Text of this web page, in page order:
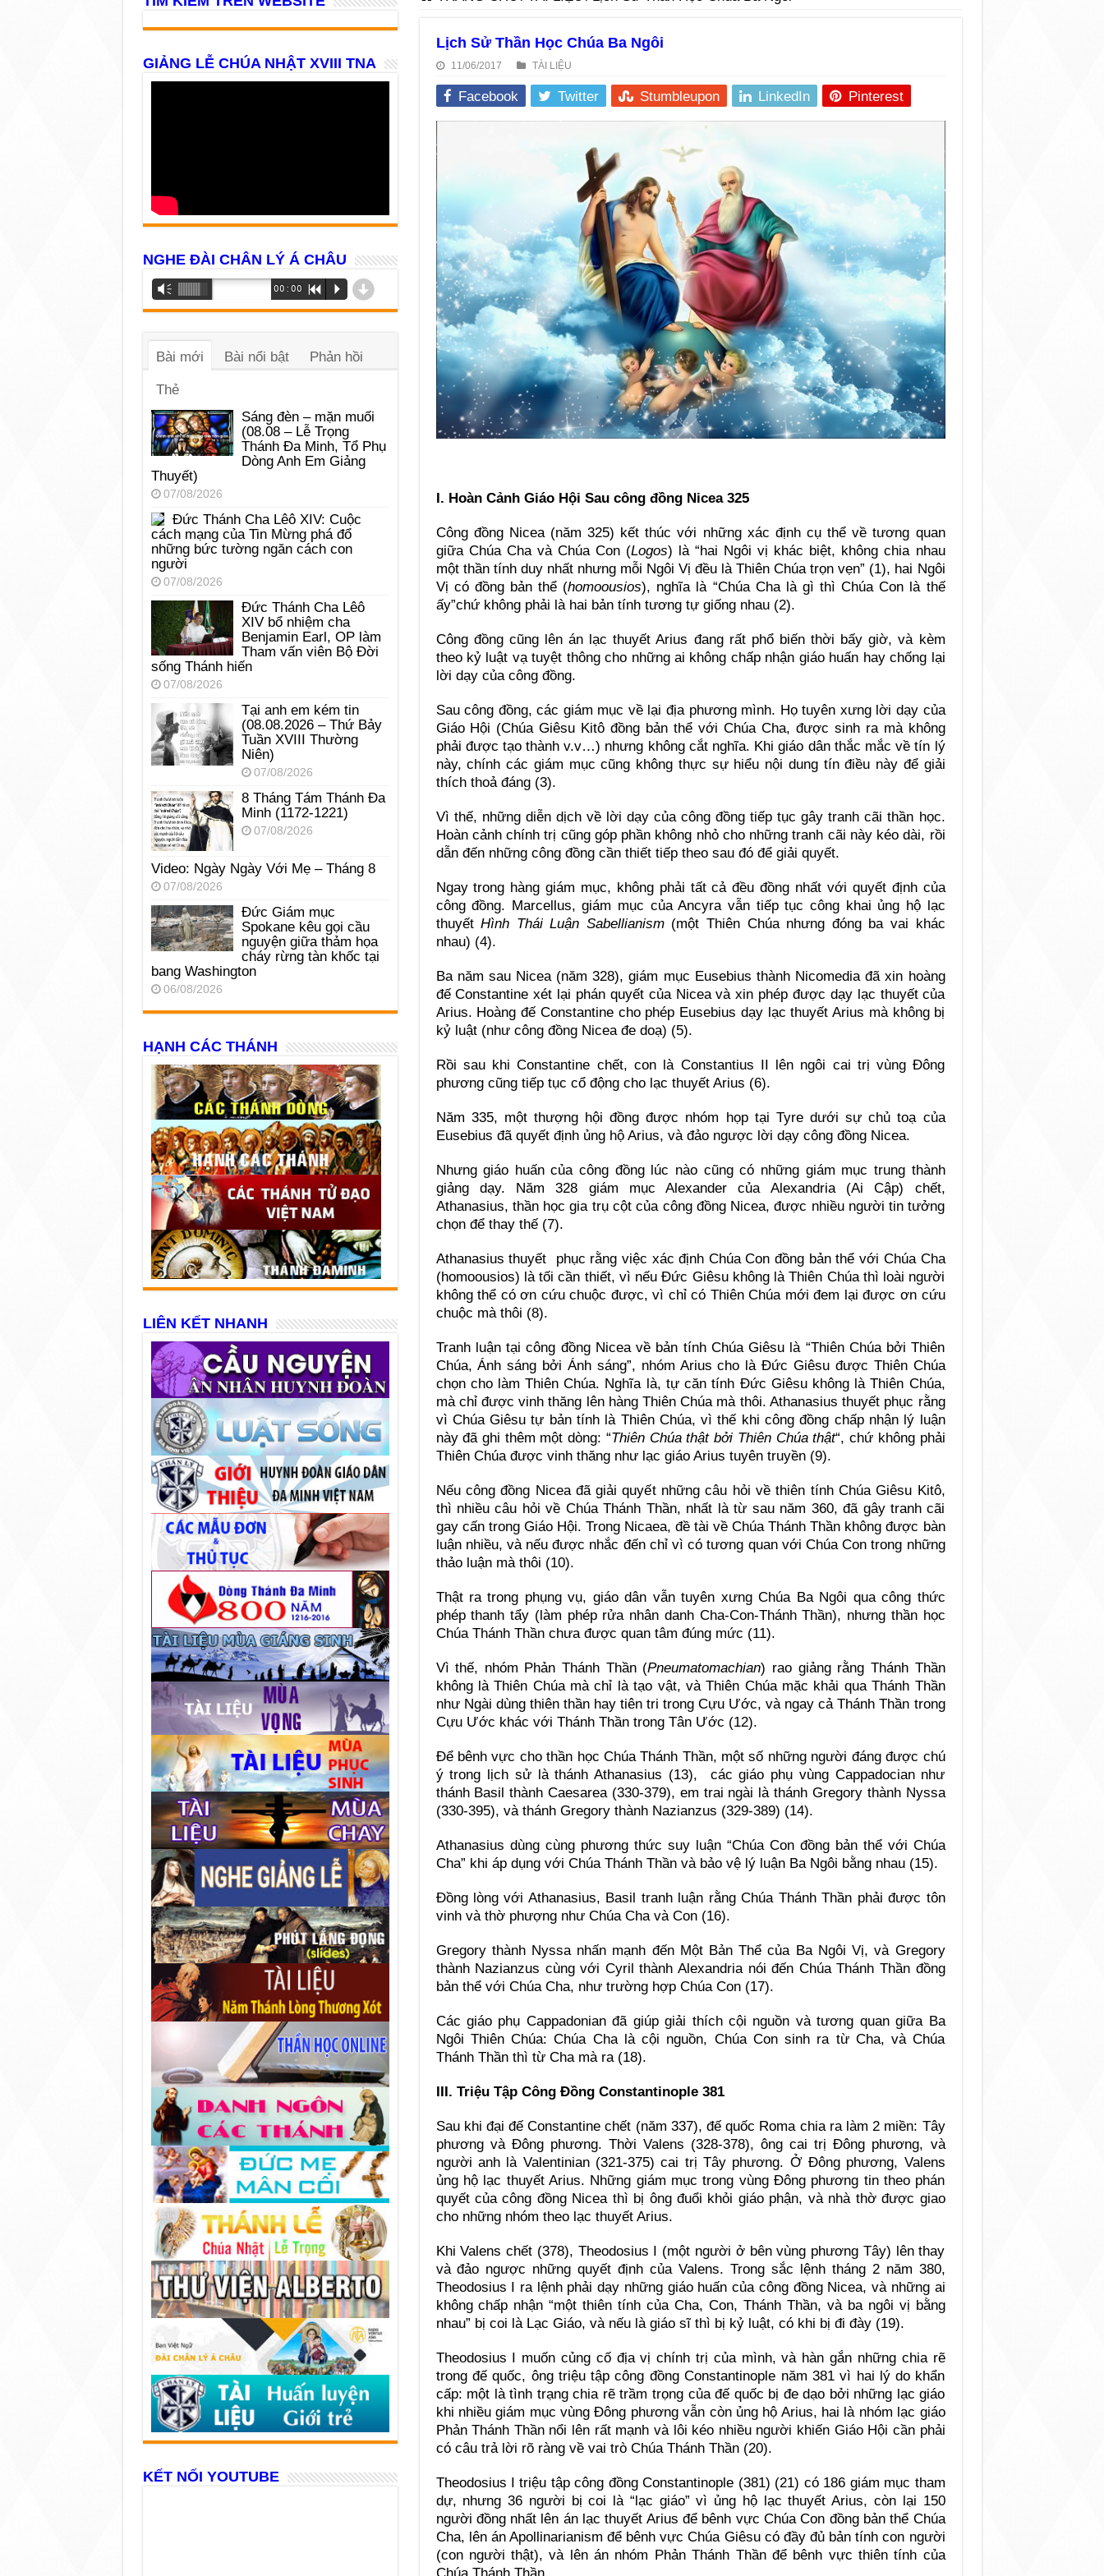
Lịch Sử Thần Học Chúa Ba Ngôi
11/06/2017 TÀI LIỆU
Facebook Twitter Stumbleupon LinkedIn Pinterest
I. Hoàn Cảnh Giáo Hội Sau công đồng Nicea 325
Công đồng Nicea (năm 325) kết thúc với những xác định cụ thể về tương quan
giữa Chúa Cha và Chúa Con (Logos) là “hai Ngôi vị khác biệt, không chia nhau
một thần tính duy nhất nhưng mỗi Ngôi Vị đều là Thiên Chúa trọn vẹn” (1), hai Ngôi
Vị có đồng bản thể (homoousios), nghĩa là “Chúa Cha là gì thì Chúa Con là thế
ấy”chứ không phải là hai bản tính tương tự giống nhau (2).
Công đồng cũng lên án lạc thuyết Arius đang rất phổ biến thời bấy giờ, và kèm
theo kỷ luật vạ tuyệt thông cho những ai không chấp nhận giáo huấn hay chống lại
lời dạy của công đồng.
Sau công đồng, các giám mục về lại địa phương mình. Họ tuyên xưng lời dạy của
Giáo Hội (Chúa Giêsu Kitô đồng bản thể với Chúa Cha, được sinh ra mà không
phải được tạo thành v.v…) nhưng không cắt nghĩa. Khi giáo dân thắc mắc về tín lý
này, chính các giám mục cũng không thực sự hiểu nội dung tín điều này để giải
thích thoả đáng (3).
Vì thế, những diễn dịch về lời dạy của công đồng tiếp tục gây tranh cãi thần học.
Hoàn cảnh chính trị cũng góp phần không nhỏ cho những tranh cãi này kéo dài, rồi
dẫn đến những công đồng cần thiết tiếp theo sau đó để giải quyết.
Ngay trong hàng giám mục, không phải tất cả đều đồng nhất với quyết định của
công đồng. Marcellus, giám mục của Ancyra vẫn tiếp tục công khai ủng hộ lạc
thuyếtHình Thái Luận Sabellianism(một Thiên Chúa nhưng đóng ba vai khác
nhau) (4).
Ba năm sau Nicea (năm 328), giám mục Eusebius thành Nicomedia đã xin hoàng
đế Constantine xét lại phán quyết của Nicea và xin phép được dạy lạc thuyết của
Arius. Hoàng đế Constantine cho phép Eusebius dạy lạc thuyết Arius mà không bị
kỷ luật (như công đồng Nicea đe doạ) (5).
Rồi sau khi Constantine chết, con là Constantius II lên ngôi cai trị vùng Ðông
phương cũng tiếp tục cổ động cho lạc thuyết Arius (6).
Năm 335, một thượng hội đồng được nhóm họp tại Tyre dưới sự chủ toạ của
Eusebius đã quyết định ủng hộ Arius, và đảo ngược lời dạy công đồng Nicea.
Nhưng giáo huấn của công đồng lúc nào cũng có những giám mục trung thành
giảng dạy. Năm 328 giám mục Alexander của Alexandria (Ai Cập) chết,
Athanasius, thần học gia trụ cột của công đồng Nicea, được nhiều người tin tưởng
chọn để thay thế (7).
Athanasius thuyết phục rằng việc xác định Chúa Con đồng bản thể với Chúa Cha
(homoousios) là tối cần thiết, vì nếu Ðức Giêsu không là Thiên Chúa thì loài người
không thể có ơn cứu chuộc được, vì chỉ có Thiên Chúa mới đem lại được ơn cứu
chuộc mà thôi (8).
Tranh luận tại công đồng Nicea về bản tính Chúa Giêsu là “Thiên Chúa bởi Thiên
Chúa, Ánh sáng bởi Ánh sáng”, nhóm Arius cho là Ðức Giêsu được Thiên Chúa
chọn cho làm Thiên Chúa. Nghĩa là, tự căn tính Ðức Giêsu không là Thiên Chúa,
mà chỉ được vinh thăng lên hàng Thiên Chúa mà thôi. Athanasius thuyết phục rằng
vì Chúa Giêsu tự bản tính là Thiên Chúa, vì thế khi công đồng chấp nhận lý luận
này đã ghi thêm một dòng: “Thiên Chúa thật bởi Thiên Chúa thật“, chứ không phải
Thiên Chúa được vinh thăng như lạc giáo Arius tuyên truyền (9).
Nếu công đồng Nicea đã giải quyết những câu hỏi về thiên tính Chúa Giêsu Kitô,
thì nhiều câu hỏi về Chúa Thánh Thần, nhất là từ sau năm 360, đã gây tranh cãi
gay cấn trong Giáo Hội. Trong Nicaea, đề tài về Chúa Thánh Thần không được bàn
luận nhiều, và nếu được nhắc đến chỉ vì có tương quan với Chúa Con trong những
thảo luận mà thôi (10).
Thật ra trong phụng vụ, giáo dân vẫn tuyên xưng Chúa Ba Ngôi qua công thức
phép thanh tẩy (làm phép rửa nhân danh Cha-Con-Thánh Thần), nhưng thần học
Chúa Thánh Thần chưa được quan tâm đúng mức (11).
Vì thế, nhóm Phản Thánh Thần (Pneumatomachian) rao giảng rằng Thánh Thần
không là Thiên Chúa mà chỉ là tạo vật, và Thiên Chúa mặc khải qua Thánh Thần
như Ngài dùng thiên thần hay tiên tri trong Cựu Ước, và ngay cả Thánh Thần trong
Cựu Ước khác với Thánh Thần trong Tân Ước (12).
Ðể bênh vực cho thần học Chúa Thánh Thần, một số những người đáng được chú
ý trong lịch sử là thánh Athanasius (13), các giáo phụ vùng Cappadocian như
thánh Basil thành Caesarea (330-379), em trai ngài là thánh Gregory thành Nyssa
(330-395), và thánh Gregory thành Nazianzus (329-389) (14).
Athanasius dùng cùng phương thức suy luận “Chúa Con đồng bản thể với Chúa
Cha” khi áp dụng với Chúa Thánh Thần và bảo vệ lý luận Ba Ngôi bằng nhau (15).
Ðồng lòng với Athanasius, Basil tranh luận rằng Chúa Thánh Thần phải được tôn
vinh và thờ phượng như Chúa Cha và Con (16).
Gregory thành Nyssa nhấn mạnh đến Một Bản Thể của Ba Ngôi Vị, và Gregory
thành Nazianzus cùng với Cyril thành Alexandria nói đến Chúa Thánh Thần đồng
bản thể với Chúa Cha, như trường hợp Chúa Con (17).
Các giáo phụ Cappadonian đã giúp giải thích cội nguồn và tương quan giữa Ba
Ngôi Thiên Chúa: Chúa Cha là cội nguồn, Chúa Con sinh ra từ Cha, và Chúa
Thánh Thần thì từ Cha mà ra (18).
III. Triệu Tập Công Ðồng Constantinople 381
Sau khi đại đế Constantine chết (năm 337), đế quốc Roma chia ra làm 2 miền: Tây
phương và Ðông phương. Thời Valens (328-378), ông cai trị Ðông phương, và
người anh là Valentinian (321-375) cai trị Tây phương. Ở Ðông phương, Valens
ủng hộ lạc thuyết Arius. Những giám mục trong vùng Ðông phương tin theo phán
quyết của công đồng Nicea thì bị ông đuổi khỏi giáo phận, và nhà thờ được giao
cho những nhóm theo lạc thuyết Arius.
Khi Valens chết (378), Theodosius I (một người ở bên vùng phương Tây) lên thay
và đảo ngược những quyết định của Valens. Trong sắc lệnh tháng 2 năm 380,
Theodosius I ra lệnh phải dạy những giáo huấn của công đồng Nicea, và những ai
không chấp nhận “một thiên tính của Cha, Con, Thánh Thần, và ba ngôi vị bằng
nhau” bị coi là Lạc Giáo, và nếu là giáo sĩ thì bị kỷ luật, có khi bị đi đày (19).
Theodosius I muốn củng cố địa vị chính trị của mình, và hàn gắn những chia rẽ
trong đế quốc, ông triệu tập công đồng Constantinople năm 381 vì hai lý do khẩn
cấp: một là tình trạng chia rẽ trầm trọng của đế quốc bị đe dạo bởi những lạc giáo
khi nhiều giám mục vùng Ðông phương vẫn còn ủng hộ Arius, hai là nhóm lạc giáo
Phản Thánh Thần nổi lên rất mạnh và lôi kéo nhiều người khiến Giáo Hội cần phải
có câu trả lời rõ ràng về vai trò Chúa Thánh Thần (20).
Theodosius I triệu tập công đồng Constantinople (381) (21) có 186 giám mục tham
dự, nhưng 36 người bị coi là “lạc giáo” vì ủng hộ lạc thuyết Arius, còn lại 150
người đồng nhất lên án lạc thuyết Arius để bênh vực Chúa Con đồng bản thể Chúa
Cha, lên án Apollinarianism để bênh vực Chúa Giêsu có đầy đủ bản tính con người
(con người thật), và lên án nhóm Phản Thánh Thần để bênh vực thiên tính của
GIẢNG LỄ CHÚA NHẬT XVIII TNA
NGHE ĐÀI CHÂN LÝ Á CHÂU
Trình
phát
âm
Vm 00:00 R P d
Bài mới Bài nổi bật Phản hồi
Thẻ
Sáng đèn – mặn muối
(08.08 – Lễ Trọng
Thánh Đa Minh, Tổ Phụ
Dòng Anh Em Giảng
Thuyết)
07/08/2026
Đức Thánh Cha Lêô XIV: Cuộc
cách mạng của Tin Mừng phá đổ
những bức tường ngăn cách con
người
07/08/2026
Đức Thánh Cha Lêô
XIV bổ nhiệm cha
Benjamin Earl, OP làm
Tham vấn viên Bộ Đời
sống Thánh hiến
07/08/2026
Tại anh em kém tin
(08.08.2026 – Thứ Bảy
Tuần XVIII Thường
Niên)
07/08/2026
8 Tháng Tám Thánh Ða
Minh (1172-1221)
07/08/2026
Video: Ngày Ngày Với Mẹ – Tháng 8
07/08/2026
Đức Giám mục
Spokane kêu gọi cầu
nguyện giữa thảm họa
cháy rừng tàn khốc tại
bang Washington
06/08/2026
HẠNH CÁC THÁNH
LIÊN KẾT NHANH
KẾT NỐI YOUTUBE